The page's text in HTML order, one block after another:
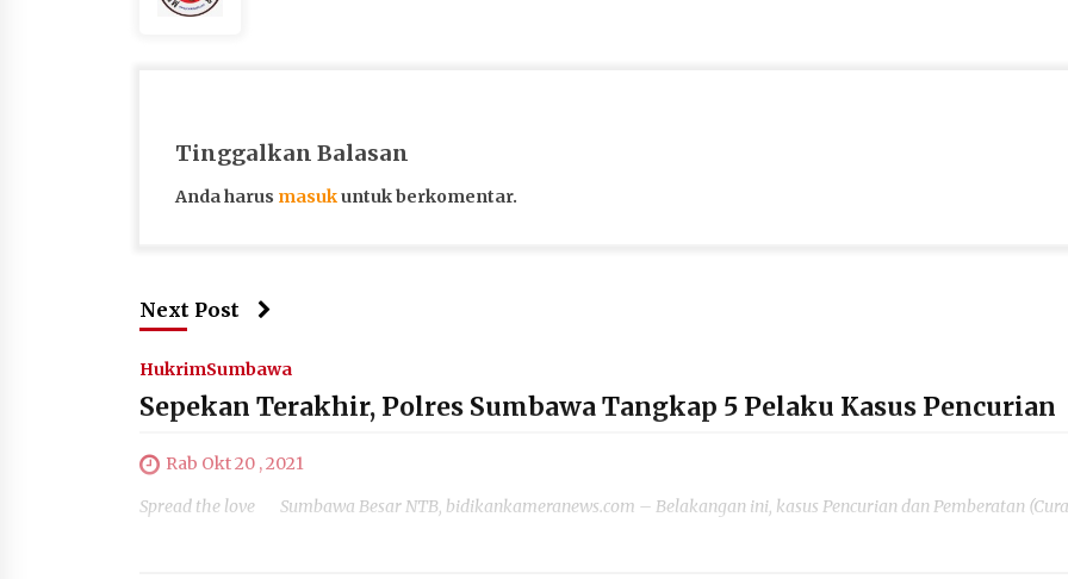
Tinggalkan Balasan
Anda harus masukuntuk berkomentar.
Next Post
HukrimSumbawa
Sepekan Terakhir, Polres Sumbawa Tangkap 5 Pelaku Kasus Pencurian
Rab Okt 20 , 2021
Spread the love Sumbawa Besar NTB, bidikankameranews.com – Belakangan ini, kasus Pencurian dan Pemberatan